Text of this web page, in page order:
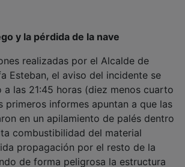
Esteban, el aviso del incidente se
las 21:45 horas (diez menos cuarto
primeros informes apuntan a que las
en un apilamiento de palés dentro
combustibilidad del material
propagación por el resto de la
de forma peligrosa la estructura